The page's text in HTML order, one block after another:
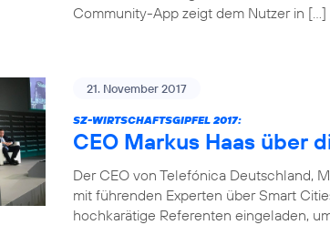
Community-App zeigt dem Nutzer in […]
21. November 2017
SZ-WIRTSCHAFTSGIPFEL 2017:
CEO Markus Haas über
Der CEO von Telefónica Deutschland,
mit führenden Experten über Smart
hochkarätige Referenten eingeladen,